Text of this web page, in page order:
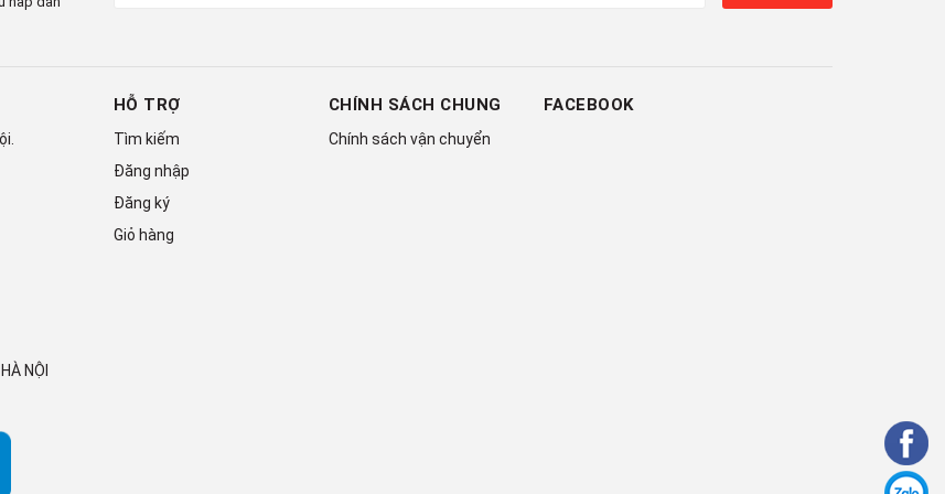
Go. Độ bền của vali chứa màn hình đã
giới giải trí. Xoay màn hình và thưởng thức nội
điện thoại để gắn ngay bên cạnh.
NỘI
HỖ TRỢ
Tìm kiếm
Đăng nhập
Đăng ký
Giỏ hàng
CHÍNH SÁCH CHUNG
Chính sách vận chuyển
FACEBOOK